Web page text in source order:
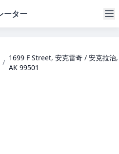
ーター
/
1699 F Street, 安克雷奇 / 安克拉治,
AK 99501